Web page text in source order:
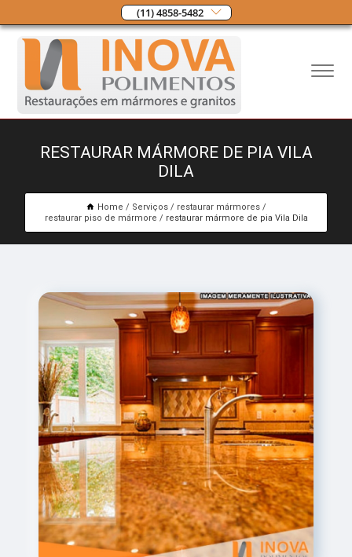
(11) 4858-5482
RESTAURAR MÁRMORE DE PIA VILA
DILA
Home Serviços
restaurar mármores
restaurar piso de mármore
restaurar mármore de pia Vila Dila